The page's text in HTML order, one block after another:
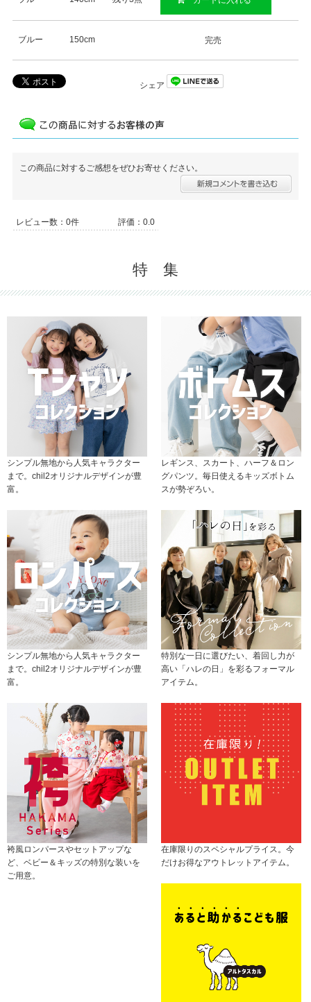
ブルー 150cm 完売
シェア
この商品に対するご感想をぜひお寄せください。
レビュー数：0件 評価：0.0
特 集
シンプル無地から人気キャラクター
まで。chil2オリジナルデザインが豊
富。
レギンス、スカート、ハーフ＆ロン
グパンツ。毎日使えるキッズボトム
スが勢ぞろい。
シンプル無地から人気キャラクター
まで。chil2オリジナルデザインが豊
富。
特別な一日に選びたい、着回し力が
高い「ハレの日」を彩るフォーマル
アイテム。
袴風ロンパースやセットアップな
ど、ベビー＆キッズの特別な装いを
ご用意。
在庫限りのスペシャルプライス。今
だけお得なアウトレットアイテム。